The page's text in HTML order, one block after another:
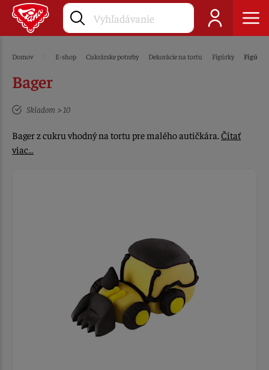
Domov E-shop Cukrárske potreby Dekorácie na tortu Figúrky
Bager
Skladom > 10
Bager z cukru vhodný na tortu pre malého autičkára.Čítať
viac…